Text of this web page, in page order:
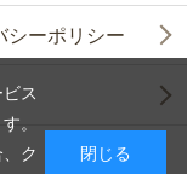
シーポリシー
ス
。
ク
閉じる